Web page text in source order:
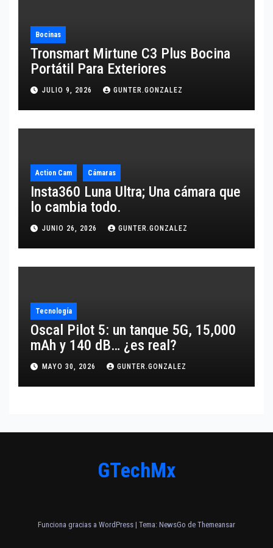
Bocinas
Tronsmart Mirtune C3 Plus Bocina
Portátil Para Exteriores
JULIO 9, 2026 GUNTER.GONZALEZ
Action Cam Cámaras
Insta360 Luna Ultra; Una cámara que
lo cambia todo.
JUNIO 26, 2026 GUNTER.GONZALEZ
Tecnología
Oscal Pilot 5: un tanque 5G, 15,000
mAh y 140 dB… ¿es real?
MAYO 30, 2026 GUNTER.GONZALEZ
GTechMx
Funciona gracias a WordPress | Tema: NewsGo de Themeansar